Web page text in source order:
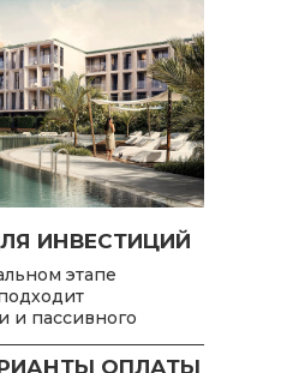
ИНВЕСТИЦИЙ
этапе
и пассивного
ОПЛАТЫ